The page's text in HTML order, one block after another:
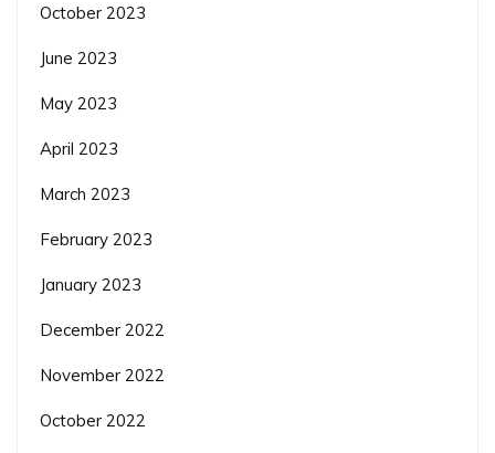
October 2023
June 2023
May 2023
April 2023
March 2023
February 2023
January 2023
December 2022
November 2022
October 2022